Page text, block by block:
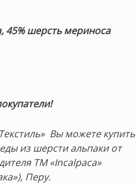
45% шерсть мериноса
Вы можете купить
из шерсти альпаки от
ТМ «Incalpaca»
Перу.